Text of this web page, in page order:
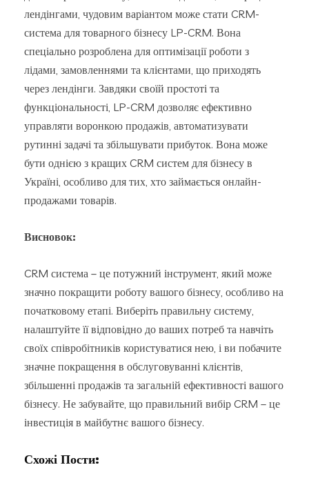
лендінгами, чудовим варіантом може стати CRM-
система для товарного бізнесу LP-CRM. Вона
спеціально розроблена для оптимізації роботи з
лідами, замовленнями та клієнтами, що приходять
через лендінги. Завдяки своїй простоті та
функціональності, LP-CRM дозволяє ефективно
управляти воронкою продажів, автоматизувати
рутинні задачі та збільшувати прибуток. Вона може
бути однією з кращих CRM систем для бізнесу в
Україні, особливо для тих, хто займається онлайн-
продажами товарів.
Висновок:
CRM система – це потужний інструмент, який може
значно покращити роботу вашого бізнесу, особливо на
початковому етапі. Виберіть правильну систему,
налаштуйте її відповідно до ваших потреб та навчіть
своїх співробітників користуватися нею, і ви побачите
значне покращення в обслуговуванні клієнтів,
збільшенні продажів та загальній ефективності вашого
бізнесу. Не забувайте, що правильний вибір CRM – це
інвестиція в майбутнє вашого бізнесу.
Схожі Пости: